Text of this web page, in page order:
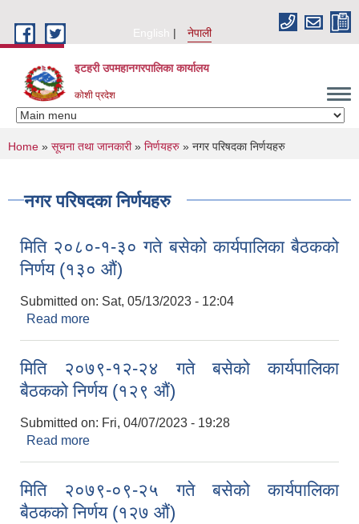
English
नेपाली
इटहरी उपमहानगरपालिका कार्यालय
कोशी प्रदेश
You are here
Home » सूचना तथा जानकारी» निर्णयहरु » नगर परिषदका निर्णयहरु
नगर परिषदका निर्णयहरु
मिति २०८०-१-३० गते बसेको कार्यपालिका बैठकको
निर्णय (१३० औं)
Submitted on: Sat, 05/13/2023 - 12:04
Read more
मिति २०७९-१२-२४ गते बसेको कार्यपालिका
बैठकको निर्णय (१२९ औं)
Submitted on: Fri, 04/07/2023 - 19:28
Read more
मिति २०७९-०९-२५ गते बसेको कार्यपालिका
बैठकको निर्णय (१२७ औं)